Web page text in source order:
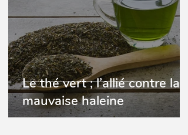
Le thé vert ; l’allié contre la
mauvaise haleine